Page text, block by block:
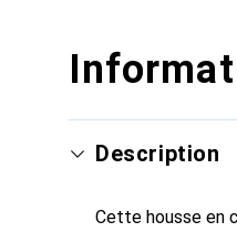
Description
Cette housse en